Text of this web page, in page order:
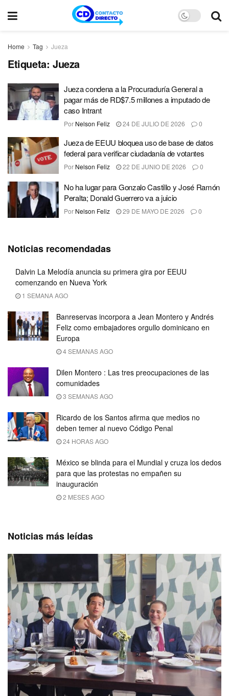
Home Tag Jueza
Etiqueta: Jueza
Jueza condena a la Procuraduría General a
pagar más de RD$7.5 millones a imputado de
caso Intrant
Por Nelson Feliz 24 DE JULIO DE 2026 0
Jueza de EEUU bloquea uso de base de datos
federal para verificar ciudadanía de votantes
Por Nelson Feliz 22 DE JUNIO DE 2026 0
No ha lugar para Gonzalo Castillo y José Ramón
Peralta; Donald Guerrero va a juicio
Por Nelson Feliz 29 DE MAYO DE 2026 0
Noticias recomendadas
Dalvin La Melodía anuncia su primera gira por EEUU
comenzando en Nueva York
1 SEMANA AGO
Banreservas incorpora a Jean Montero y Andrés
Feliz como embajadores orgullo dominicano en
Europa
4 SEMANAS AGO
Dilen Montero : Las tres preocupaciones de las
comunidades
3 SEMANAS AGO
Ricardo de los Santos afirma que medios no
deben temer al nuevo Código Penal
24 HORAS AGO
México se blinda para el Mundial y cruza los dedos
para que las protestas no empañen su
inauguración
2 MESES AGO
Noticias más leídas